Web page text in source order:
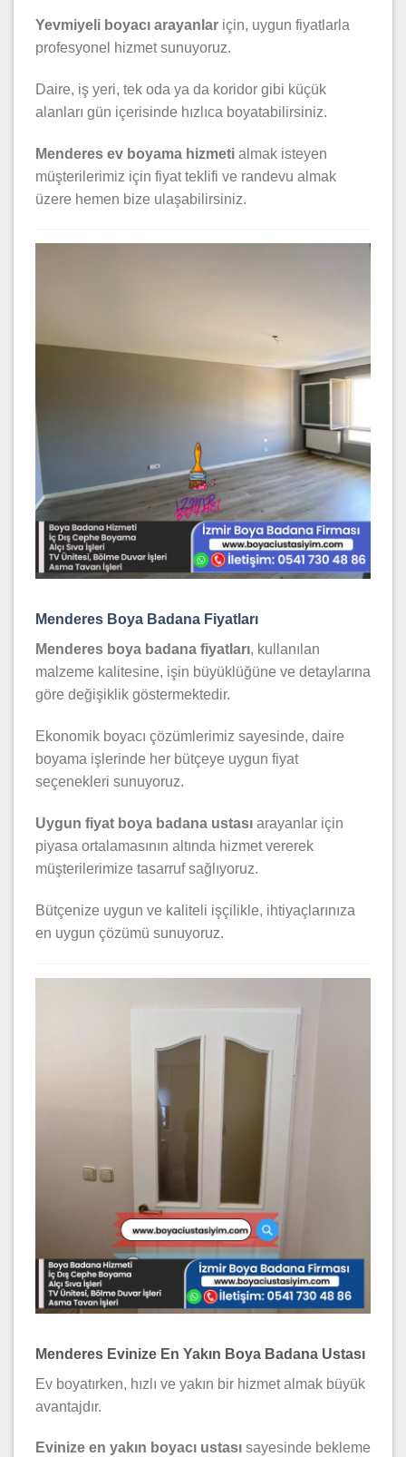
Yevmiyeli boyacı arayanlar için, uygun fiyatlarla
profesyonel hizmet sunuyoruz.
Daire, iş yeri, tek oda ya da koridor gibi küçük
alanları gün içerisinde hızlıca boyatabilirsiniz.
Menderes ev boyama hizmeti almak isteyen
müşterilerimiz için fiyat teklifi ve randevu almak
üzere hemen bize ulaşabilirsiniz.
Menderes Boya Badana Fiyatları
Menderes boya badana fiyatları, kullanılan
malzeme kalitesine, işin büyüklüğüne ve detaylarına
göre değişiklik göstermektedir.
Ekonomik boyacı çözümlerimiz sayesinde, daire
boyama işlerinde her bütçeye uygun fiyat
seçenekleri sunuyoruz.
Uygun fiyat boya badana ustası arayanlar için
piyasa ortalamasının altında hizmet vererek
müşterilerimize tasarruf sağlıyoruz.
Bütçenize uygun ve kaliteli işçilikle, ihtiyaçlarınıza
en uygun çözümü sunuyoruz.
Menderes Evinize En Yakın Boya Badana Ustası
Ev boyatırken, hızlı ve yakın bir hizmet almak büyük
avantajdır.
Evinize en yakın boyacı ustası sayesinde bekleme